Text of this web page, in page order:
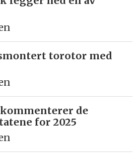
torotor med
de
for 2025